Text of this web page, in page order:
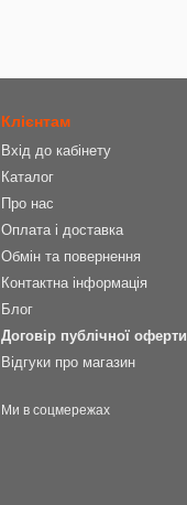
Клієнтам
Вхід до кабінету
Каталог
Про нас
Оплата і доставка
Обмін та повернення
Контактна інформація
Блог
Договір публічної оферти
Відгуки про магазин
Ми в соцмережах